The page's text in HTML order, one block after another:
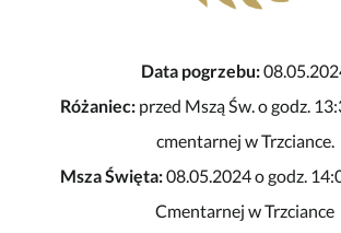
Data pogrzebu:
Różaniec: przed Mszą Św. o godz.
cmentarnej w Trzciance.
Msza Święta:08.05.2024 o godz.
Cmentarnej w Trzciance